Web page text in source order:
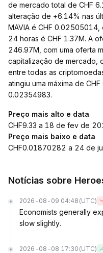
de mercado total de CHF
alteração de +6.14% nas
MAVIA é CHF
24 horas é CHF 1.37M. A
246.97M, com uma oferta
capitalização de mercado,
entre todas as
atingiu uma máxima de
0.02354983.
Preço mais alto e data
CHF9.33 a 18 de fev de
Preço mais baixo e data
CHF0.01870282 a 24 de
Notícias sobre
2026-08-09 04:48 (UTC)
Economists generally
slow slightly.
2026-08-08 17:30 (UTC)